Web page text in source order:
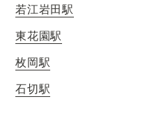
若江岩田駅
東花園駅
枚岡駅
石切駅